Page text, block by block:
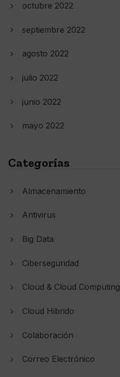
octubre 2022
septiembre 2022
agosto 2022
julio 2022
junio 2022
mayo 2022
Categorías
Almacenamiento
Antivirus
Big Data
Ciberseguridad
Cloud & Cloud Computing
Cloud Hibrido
Colaboración
Correo Electrónico